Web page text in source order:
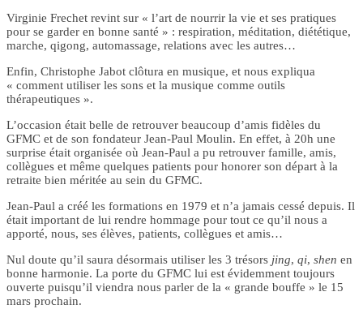
Virginie Frechet revint sur « l’art de nourrir la vie et ses pratiques
pour se garder en bonne santé » : respiration, méditation, diététique,
marche, qigong, automassage, relations avec les autres…
Enfin, Christophe Jabot clôtura en musique, et nous expliqua
« comment utiliser les sons et la musique comme outils
thérapeutiques ».
L’occasion était belle de retrouver beaucoup d’amis fidèles du
GFMC et de son fondateur Jean-Paul Moulin. En effet, à 20h une
surprise était organisée où Jean-Paul a pu retrouver famille, amis,
collègues et même quelques patients pour honorer son départ à la
retraite bien méritée au sein du GFMC.
Jean-Paul a créé les formations en 1979 et n’a jamais cessé depuis. Il
était important de lui rendre hommage pour tout ce qu’il nous a
apporté, nous, ses élèves, patients, collègues et amis…
Nul doute qu’il saura désormais utiliser les 3 trésors jing, qi, shen en
bonne harmonie. La porte du GFMC lui est évidemment toujours
ouverte puisqu’il viendra nous parler de la « grande bouffe » le 15
mars prochain.